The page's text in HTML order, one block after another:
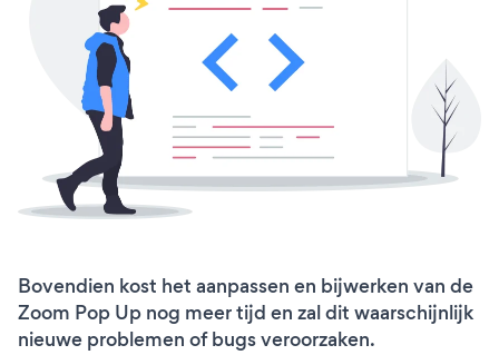
Bovendien kost het aanpassen en bijwerken van de
Zoom Pop Up nog meer tijd en zal dit waarschijnlijk
nieuwe problemen of bugs veroorzaken.